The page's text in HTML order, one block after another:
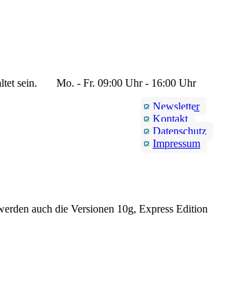
sein.
Mo. - Fr. 09:00 Uhr - 16:00 Uhr
Newsletter
Kontakt
Datenschutz
Impressum
auch die Versionen 10g, Express Edition